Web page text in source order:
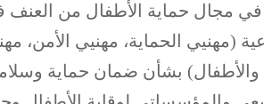
مجال حماية الأطفال من العنف
(مهنيي الحماية، مهنيي الأمن،
والأطفال) بشأن ضمان حماية